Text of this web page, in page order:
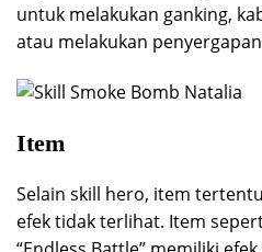
untuk melakukan ganking,
atau melakukan
Item
Selain skill hero, item
efek tidak terlihat. Item